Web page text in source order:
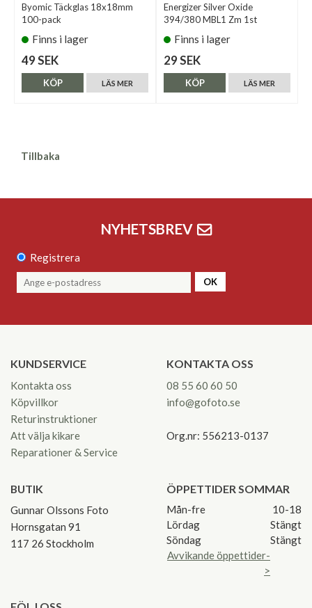
Byomic Täckglas 18x18mm
100-pack
Finns i lager
49 SEK
LÄS MER
KÖP
Energizer Silver Oxide
394/380 MBL1 Zm 1st
Finns i lager
29 SEK
LÄS MER
KÖP
Tillbaka
NYHETSBREV
Registrera
OK
KUNDSERVICE
Kontakta oss
Köpvillkor
Returinstruktioner
Att välja kikare
Reparationer & Service
KONTAKTA OSS
08 55 60 60 50
info@gofoto.se
Org.nr: 556213-0137
BUTIK
Gunnar Olssons Foto
Hornsgatan 91
117 26 Stockholm
ÖPPETTIDER SOMMAR
Mån-fre
10-18
Lördag
Stängt
Söndag
Stängt
Avvikande öppettider-
>